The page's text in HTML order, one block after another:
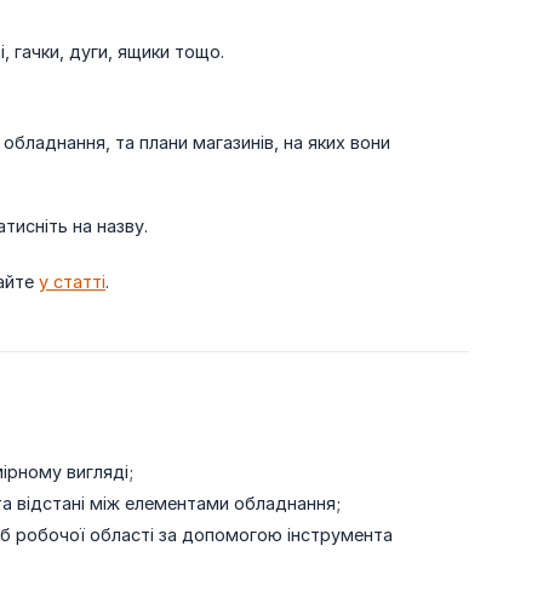
гачки, дуги, ящики тощо.
та плани магазинів, на яких вони
на назву.
у статті.
вигляді;
відстані між елементами обладнання;
області за допомогою інструмента